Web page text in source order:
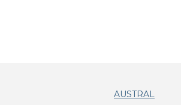
AUSTRAL